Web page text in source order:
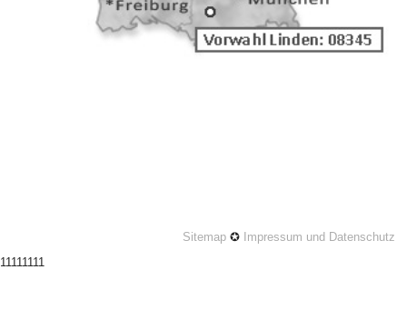
Sitemap ✪ Impressum und Datenschutz
11111111